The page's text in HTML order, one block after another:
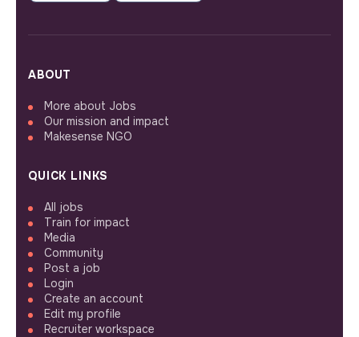
ABOUT
More about Jobs
Our mission and impact
Makesense NGO
QUICK LINKS
All jobs
Train for impact
Media
Community
Post a job
Login
Create an account
Edit my profile
Recruiter workspace